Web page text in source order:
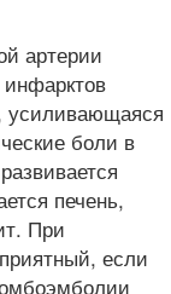
артерии
усиливающаяся
боли в
печень,
При
если